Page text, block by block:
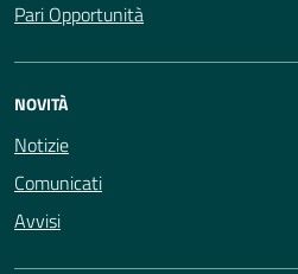
Pari Opportunità
NOVITÀ
Notizie
Comunicati
Avvisi